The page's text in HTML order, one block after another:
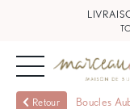
NOUVEAUTÉS
Retour Boucles